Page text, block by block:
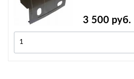
3 500 руб.